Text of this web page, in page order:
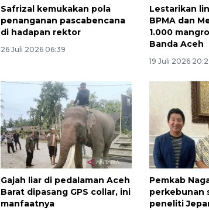
Safrizal kemukakan pola
penanganan pascabencana
di hadapan rektor
26 Juli 2026 06:39
Lestarikan
BPMA dan
1.000
Banda Aceh
19 Juli 2026
Gajah liar di pedalaman Aceh
Barat dipasang GPS collar, ini
manfaatnya
Pemkab
perkebunan
peneliti
Memberantas
jalanan Jakarta
2026-08-05 18:00:00